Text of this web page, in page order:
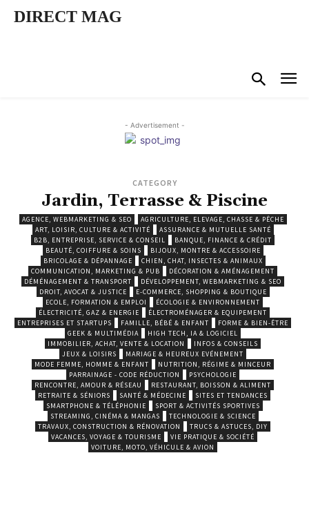
DIRECT MAG
- Advertisement -
CATEGORY
Jardin, Terrasse & Piscine
AGENCE, WEBMARKETING & SEO
AGRICULTURE, ELEVAGE, CHASSE & PÊCHE
ART, LOISIR, CULTURE & ACTIVITÉ
ASSURANCE & MUTUELLE SANTÉ
B2B, ENTREPRISE, SERVICE & CONSEIL
BANQUE, FINANCE & CRÉDIT
BEAUTÉ, COIFFURE & SOINS
BIJOUX, MONTRE & ACCESSOIRE
BRICOLAGE & DÉPANNAGE
CHIEN, CHAT, INSECTES & ANIMAUX
COMMUNICATION, MARKETING & PUB
DÉCORATION & AMÉNAGEMENT
DÉMÉNAGEMENT & TRANSPORT
DÉVELOPPEMENT, WEBMARKETING & SEO
DROIT, AVOCAT & JUSTICE
E-COMMERCE, SHOPPING & BOUTIQUE
ECOLE, FORMATION & EMPLOI
ÉCOLOGIE & ENVIRONNEMENT
ÉLECTRICITÉ, GAZ & ENERGIE
ÉLECTROMÉNAGER & EQUIPEMENT
ENTREPRISES ET STARTUPS
FAMILLE, BÉBÉ & ENFANT
FORME & BIEN-ÊTRE
GEEK & MULTIMÉDIA
HIGH TECH, IA & LOGICIEL
IMMOBILIER, ACHAT, VENTE & LOCATION
INFOS & CONSEILS
JEUX & LOISIRS
MARIAGE & HEUREUX EVÉNEMENT
MODE FEMME, HOMME & ENFANT
NUTRITION, RÉGIME & MINCEUR
PARRAINAGE - CODE RÉDUCTION
PSYCHOLOGIE
RENCONTRE, AMOUR & RÉSEAU
RESTAURANT, BOISSON & ALIMENT
RETRAITE & SÉNIORS
SANTÉ & MÉDECINE
SITES ET TENDANCES
SMARTPHONE & TÉLÉPHONIE
SPORT & ACTIVITÉS SPORTIVES
STREAMING, CINÉMA & MANGAS
TECHNOLOGIE & SCIENCE
TRAVAUX, CONSTRUCTION & RÉNOVATION
TRUCS & ASTUCES, DIY
VACANCES, VOYAGE & TOURISME
VIE PRATIQUE & SOCIÉTÉ
VOITURE, MOTO, VÉHICULE & AVION